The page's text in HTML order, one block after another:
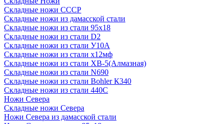
Cкладные ножи СССР
Складные ножи из дамасской стали
Складные ножи из стали 95х18
Складные ножи из стали D2
Складные ножи из стали У10А
Складные ножи из стали х12мф
Складные ножи из стали ХВ-5(Алмазная)
Складные ножи из стали N690
Складные ножи из стали Bohler К340
Складные ножи из стали 440С
Ножи Севера
Складные ножи Севера
Ножи Севера из дамасской стали